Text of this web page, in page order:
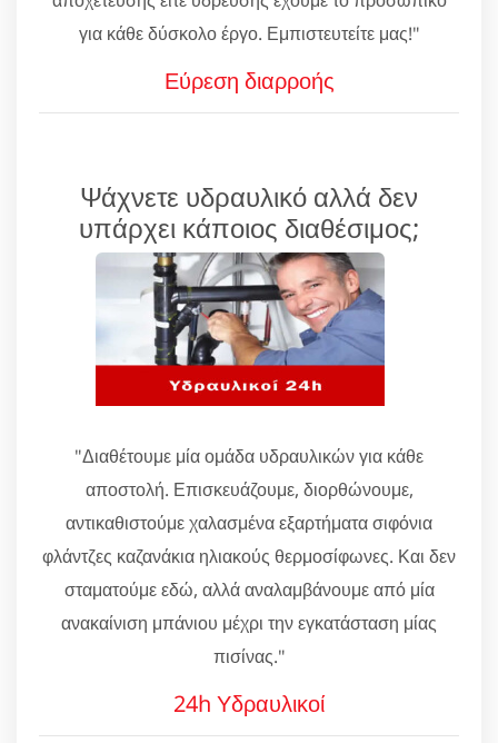
για κάθε δύσκολο έργο. Εμπιστευτείτε μας!"
Εύρεση διαρροής
Ψάχνετε υδραυλικό αλλά δεν
υπάρχει κάποιος διαθέσιμος;
"Διαθέτουμε μία ομάδα υδραυλικών για κάθε
αποστολή. Επισκευάζουμε, διορθώνουμε,
αντικαθιστούμε χαλασμένα εξαρτήματα σιφόνια
φλάντζες καζανάκια ηλιακούς θερμοσίφωνες. Και δεν
σταματούμε εδώ, αλλά αναλαμβάνουμε από μία
ανακαίνιση μπάνιου μέχρι την εγκατάσταση μίας
πισίνας."
24h Υδραυλικοί